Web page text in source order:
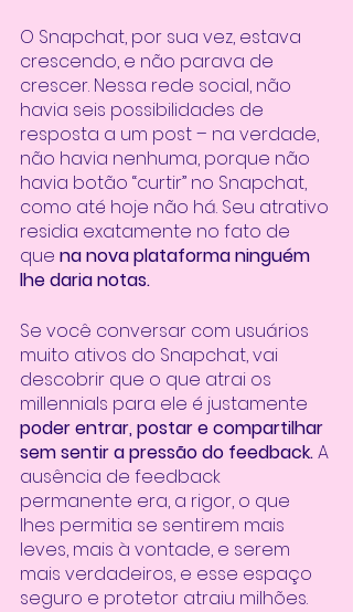
O Snapchat, por sua vez, estava
crescendo, e não parava de
crescer. Nessa rede social, não
havia seis possibilidades de
resposta a um post – na verdade,
não havia nenhuma, porque não
havia botão “curtir” no Snapchat,
como até hoje não há. Seu atrativo
residia exatamente no fato de
que na nova plataforma ninguém
lhe daria notas.
Se você conversar com usuários
muito ativos do Snapchat, vai
descobrir que o que atrai os
millennials para ele é justamente
poder entrar, postar e compartilhar
sem sentir a pressão do feedback. A
ausência de feedback
permanente era, a rigor, o que
lhes permitia se sentirem mais
leves, mais à vontade, e serem
mais verdadeiros, e esse espaço
seguro e protetor atraiu milhões.